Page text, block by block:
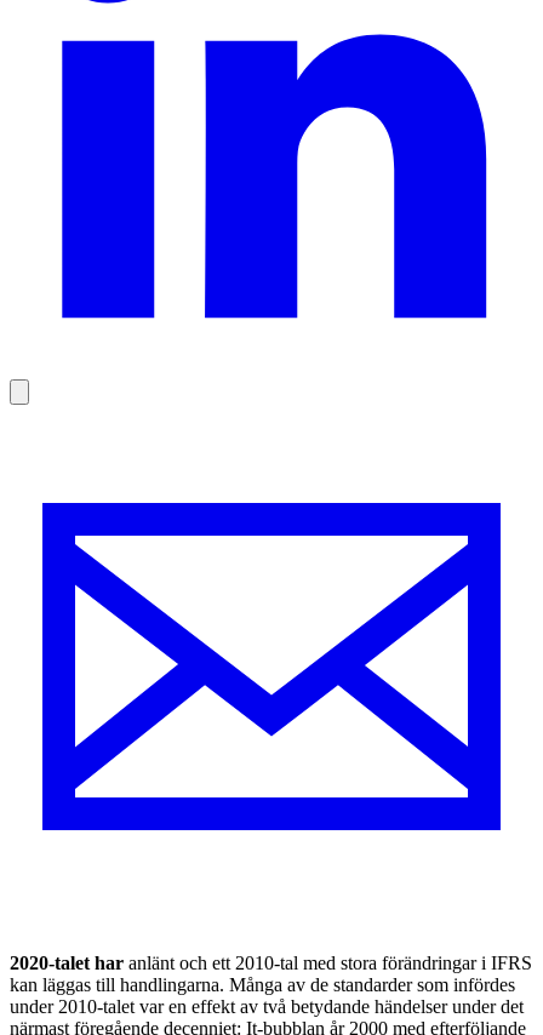
2020-talet har anlänt och ett 2010-tal med stora förändringar i IFRS
kan läggas till hand­lingarna. Många av de standarder som infördes
under 2010-talet var en effekt av två betydande händelser under det
närmast föregående decenniet: It-bubblan år 2000 med efterföljande